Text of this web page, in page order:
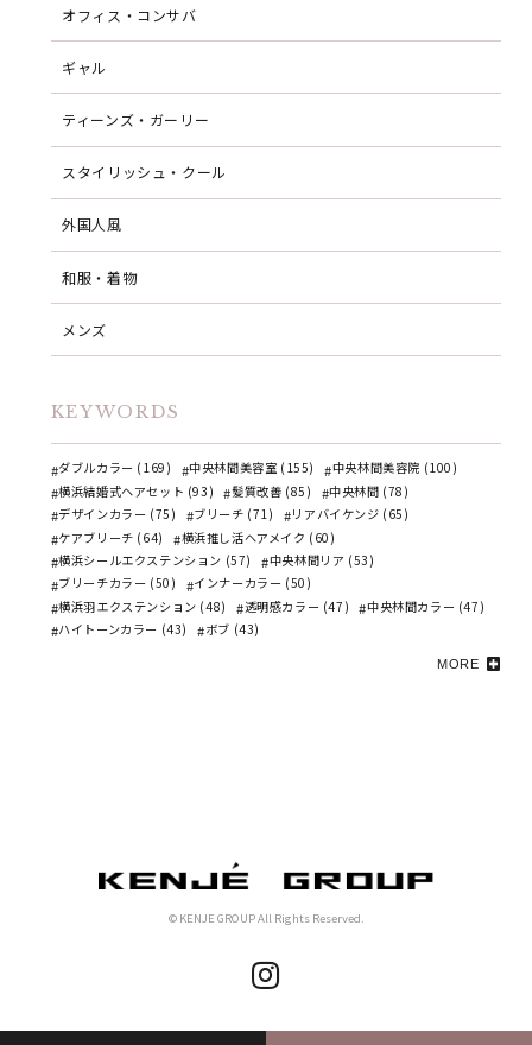
オフィス・コンサバ
ギャル
ティーンズ・ガーリー
スタイリッシュ・クール
外国人風
和服・着物
メンズ
KEYWORDS
ダブルカラー (169) 中央林間美容室 (155)
中央林間美容院 (100)
横浜結婚式ヘアセット (93)
髪質改善 (85)
中央林間 (78)
デザインカラー (75)
ブリーチ (71)
リアバイケンジ (65)
ケアブリーチ (64)
横浜推し活ヘアメイク (60)
横浜シールエクステンション (57)
中央林間リア (53)
ブリーチカラー (50)
インナーカラー (50)
横浜羽エクステンション (48)
透明感カラー (47)
中央林間カラー (47)
ハイトーンカラー (43)
ボブ (43)
MORE
© KENJE GROUP All Rights Reserved.